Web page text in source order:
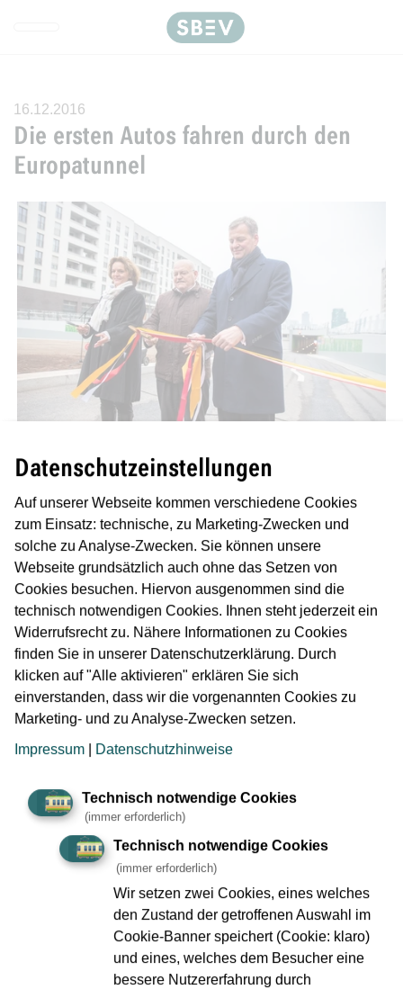
Direkt zur Hauptnavigation
Direkt zum Inhalt springen
Webseiten-Barriere melden
16.12.2016
Die ersten Autos fahren durch den
Europatunnel
Verkehrsdezernent Klaus Oesterling, Michaela Kraft,
Leiterin des Amts für Straßenbau und Erschließung und
Thaddäus Zajac, Geschäftsführer der Aurelis Real Estate
GmbH & Co. KG, feierlich eröffnet. Mit einem historischen
Linienbus (Mercedes-Benz O305, Baujahr 1979) gingen
die geladenen Gäste auf Jungfernfahrt durch den
Europatunnel.
Während der knapp zwei Jahre Bauzeit wurden circa
Kubikmeter Beton verarbeitet, circa 6.300 Tonnen
für circa 80 Kilometer Elektrokabel verlegt. Der dreizellige
Tunnel ist rund 400 Meter lang und führt neben den zwei
Röhren für den Autoverkehr noch die Tunnelröhre für die
U-Bahnlinie 5. Die SBEV wird voraussichtlich 2020 mit
dem Ausbau der Tunnelröhre beginnen, damit Ende 2022
die Stadtbahn in Betrieb gehen kann. Die SBEV realisiert
im Auftrag der VGF das Bauvorhaben Stadtbahnlinie
Datenschutzeinstellungen
Auf unserer Webseite kommen verschiedene Cookies
zum Einsatz: technische, zu Marketing-Zwecken und
solche zu Analyse-Zwecken. Sie können unsere
Webseite grundsätzlich auch ohne das Setzen von
Cookies besuchen. Hiervon ausgenommen sind die
technisch notwendigen Cookies. Ihnen steht jederzeit ein
Widerrufsrecht zu. Nähere Informationen zu Cookies
finden Sie in unserer Datenschutzerklärung. Durch
klicken auf "Alle aktivieren" erklären Sie sich
einverstanden, dass wir die vorgenannten Cookies zu
Marketing- und zu Analyse-Zwecken setzen.
Impressum
Datenschutzhinweise
Technisch notwendige Cookies
(immer erforderlich)
Technisch notwendige Cookies
(immer erforderlich)
Wir setzen zwei Cookies, eines welches
den Zustand der getroffenen Auswahl im
Cookie-Banner speichert (Cookie: klaro)
und eines, welches dem Besucher eine
bessere Nutzererfahrung durch